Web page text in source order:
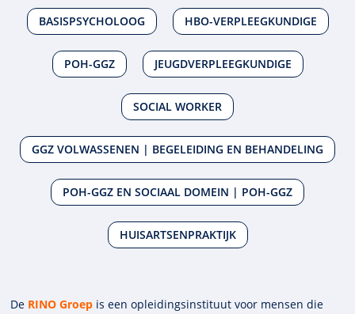
BASISPSYCHOLOOG HBO-VERPLEEGKUNDIGE
POH-GGZ JEUGDVERPLEEGKUNDIGE
SOCIAL WORKER
GGZ VOLWASSENEN | BEGELEIDING EN BEHANDELING
POH-GGZ EN SOCIAAL DOMEIN | POH-GGZ
HUISARTSENPRAKTIJK
De RINO Groep is een opleidings­insti­tuut voor mensen die